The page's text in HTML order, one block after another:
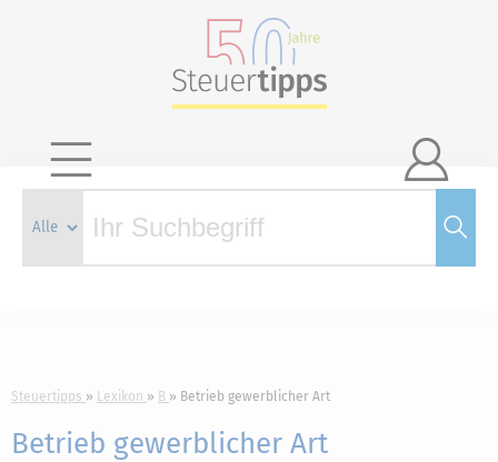

Steuertipps Lexikon B Betrieb gewerblicher Art
Betrieb gewerblicher Art